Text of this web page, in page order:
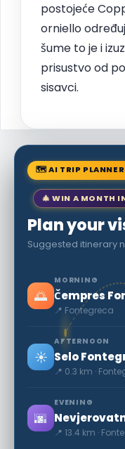
postojeće
orniello
šume to je i
prisustvo od
sisavci.
🗺 AI TRIP
🎄 WIN A MONTH
Plan your
Suggested itinerary
🌅
MORNING
Čempres
📍 Fontegreca
☀️
AFTERNOON
Selo
📍 0.3 km ·
🌆
EVENING
📍 13.4 km ·